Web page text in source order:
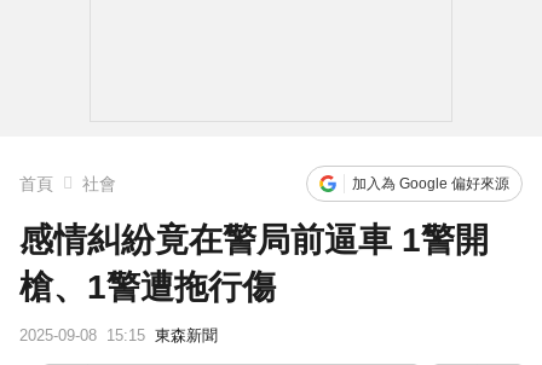
首頁 社會 加入為 Google 偏好來源
感情糾紛竟在警局前逼車 1警開
槍、1警遭拖行傷
2025-09-08 15:15 東森新聞